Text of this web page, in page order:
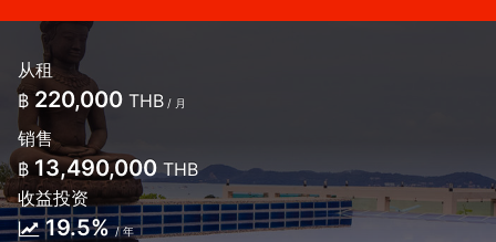
从租
฿ 220,000 THB / 月
销售
฿ 13,490,000 THB
收益投资
19.5%/ 年